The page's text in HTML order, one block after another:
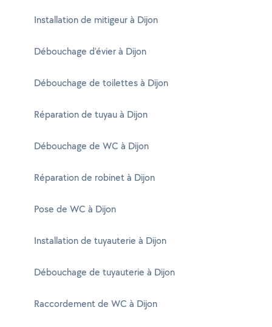
Installation de mitigeur à Dijon
Débouchage d'évier à Dijon
Débouchage de toilettes à Dijon
Réparation de tuyau à Dijon
Débouchage de WC à Dijon
Réparation de robinet à Dijon
Pose de WC à Dijon
Installation de tuyauterie à Dijon
Débouchage de tuyauterie à Dijon
Raccordement de WC à Dijon